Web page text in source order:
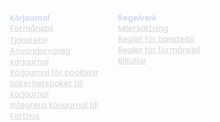
Körjournal
Förmånsbil
Tjänstebil
Användarvänlig
körjournal
Körjournal för poolbilar
Säkerhetspaket till
körjournal
Integrera körjournal till
Fortnox
Regelverk
Milersättning
Regler för tjänstebil
Regler för förmånsbil
Biltullar